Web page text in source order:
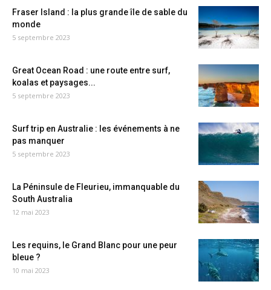
Fraser Island : la plus grande île de sable du
monde
5 septembre 2023
Great Ocean Road : une route entre surf,
koalas et paysages...
5 septembre 2023
Surf trip en Australie : les événements à ne
pas manquer
5 septembre 2023
La Péninsule de Fleurieu, immanquable du
South Australia
12 mai 2023
Les requins, le Grand Blanc pour une peur
bleue ?
10 mai 2023